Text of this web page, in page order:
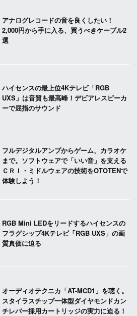
アナログレコードの音を良くしたい！
2,000円から手に入る、買うべきケーブル2
選
ハイセンスの最上位4Kテレビ「RGB
UXS」は音質も最高峰！デビアレスピーカ
ーで屈指のサウンド
フルデジタルアンプからゲーム、カラオケ
まで。ソフトウェアで「いい音」を支える
ＣＲＩ・ミドルウェアの技術をOTOTENで
体験しよう！
RGB Mini LEDをリードするハイセンスの
フラグシップ4Kテレビ「RGB UXS」の画
質真価に迫る
オーディオテクニカ「AT-MCD1」を聴く。
スタイラスチップ一体型ダイヤモンドカン
チレバー採用カートリッジの実力に迫る！